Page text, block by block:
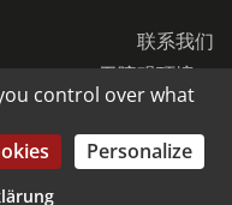
联系我们
无障碍环境
数据保护
版本说明
版权和肖像权
control over what
Personalize